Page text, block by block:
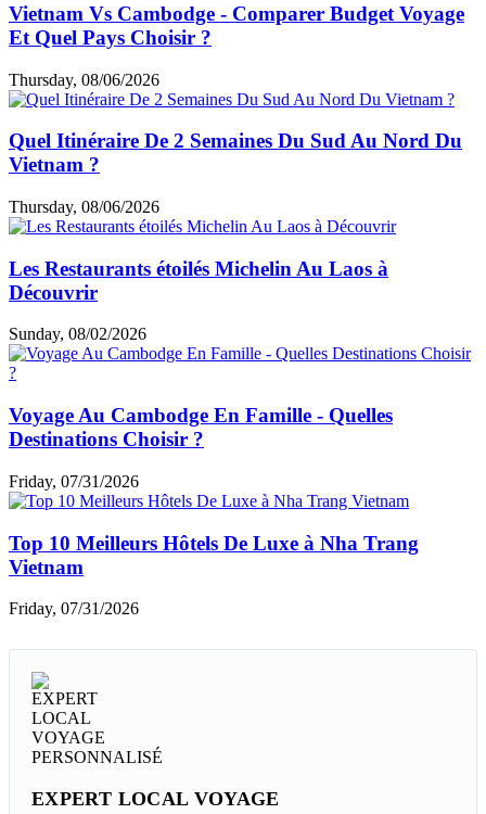
Guide voyage par thème
Choses à faire & à voir
Cuisine & café
Loisirs et shopping
Informations utiles
Expériences des clients
Articles similaires
Vietnam Vs Cambodge - Comparer Budget Voyage
Et Quel Pays Choisir ?
Quel Itinéraire De 2 Semaines Du Sud Au Nord Du
Vietnam ?
Les Restaurants étoilés Michelin Au Laos à
Découvrir
Sunday, 08/02/2026
Voyage Au Cambodge En Famille - Quelles
Destinations Choisir ?
Friday, 07/31/2026